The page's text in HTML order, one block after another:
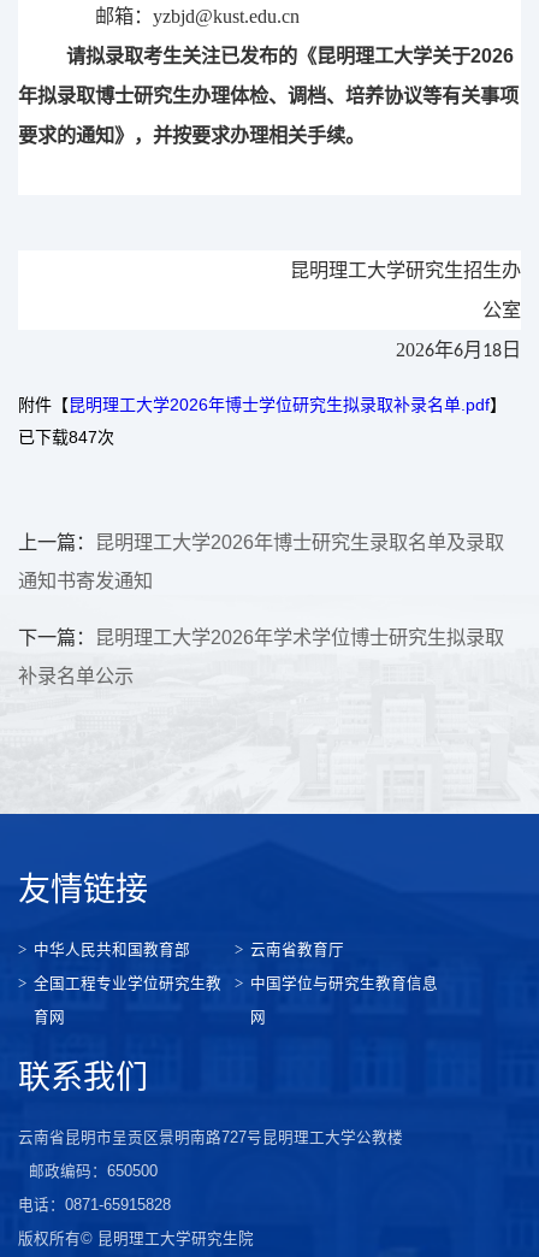
邮箱： yzbjd@kust.edu.cn
请拟录取考生关注已发布的 《昆明理工大学关于2026
年拟录取博士研究生办理体检、调档、培养协议等有关事项
要求的通知》，并按要求办理相关手续。
昆明理工大学研究生招生办
公室
2026年6月 18 日
附件【昆明理工大学2026年博士学位研究生拟录取补录名单.pdf】
已下载847次
上一篇：
昆明理工大学2026年博士研究生录取名单及录取
通知书寄发通知
下一篇：
昆明理工大学2026年学术学位博士研究生拟录取
补录名单公示
友情链接
中华人民共和国教育部
云南省教育厅
全国工程专业学位研究生教
育网
中国学位与研究生教育信息
网
联系我们
云南省昆明市呈贡区景明南路727号昆明理工大学公教楼
邮政编码：650500
电话：0871-65915828
版权所有© 昆明理工大学研究生院